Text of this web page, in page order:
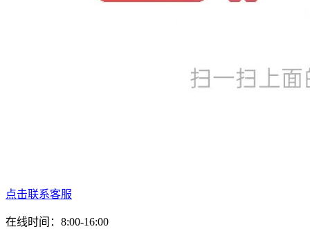
点击联系客服
在线时间：8:00-16:00